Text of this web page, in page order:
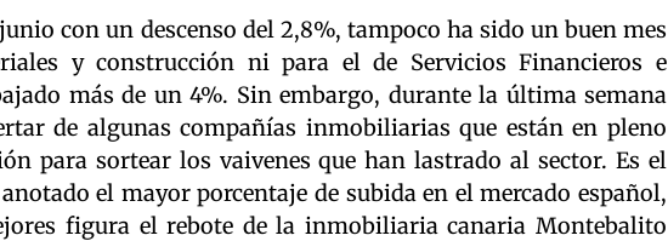
con un descenso del 2,8%, tampoco ha sido un buen mes
y construcción ni para el de Servicios Financieros e
más de un 4%. Sin embargo, durante la última semana
de algunas compañías inmobiliarias que están en pleno
para sortear los vaivenes que han lastrado al sector. Es el
el mayor porcentaje de subida en el mercado español,
figura el rebote de la inmobiliaria canaria Montebalito